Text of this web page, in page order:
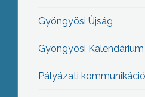
Gyöngyösi Újság
Gyöngyösi
Pályázati kommunikáció